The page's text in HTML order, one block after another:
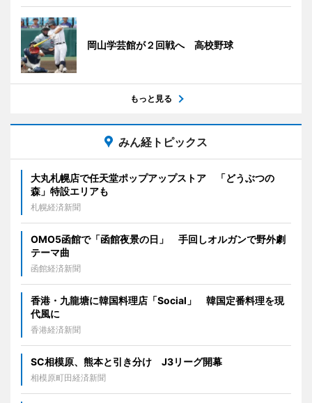
岡山学芸館が２回戦へ 高校野球
もっと見る
みん経トピックス
大丸札幌店で任天堂ポップアップストア 「どうぶつの
森」特設エリアも
札幌経済新聞
OMO5函館で「函館夜景の日」 手回しオルガンで野外劇
テーマ曲
函館経済新聞
香港・九龍塘に韓国料理店「Social」 韓国定番料理を現
代風に
香港経済新聞
SC相模原、熊本と引き分け J3リーグ開幕
相模原町田経済新聞